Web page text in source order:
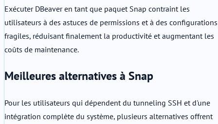
Exécuter DBeaver en tant que paquet Snap contraint les
utilisateurs à des astuces de permissions et à des configurations
fragiles, réduisant finalement la productivité et augmentant les
coûts de maintenance.
Meilleures alternatives à Snap
Pour les utilisateurs qui dépendent du tunneling SSH et d'une
intégration complète du système, plusieurs alternatives offrent